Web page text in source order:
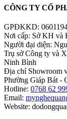
CÔNG TY CỔ
GPĐKKD:
Nơi cấp: Sở KH và
Người đại diện:
Trụ sở Công ty và
Ninh Bình
Địa chỉ Showroom
Phường Giáp Bát -
Hotline: 0768 62
Email:
Website: